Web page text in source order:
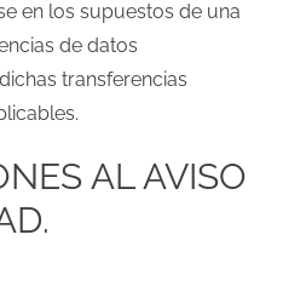
en los supuestos de una
de datos
transferencias
AL AVISO